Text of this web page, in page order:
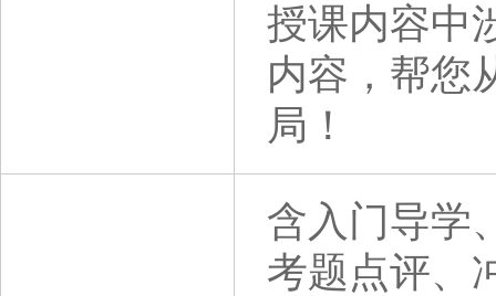
授课内容中
内容，帮您
局！
含入门导学
考题点评、